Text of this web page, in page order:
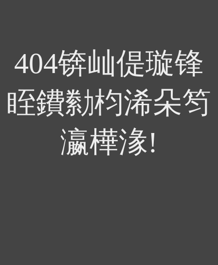
404锛屾偍璇锋
眰鐨勬枃浠朵笉
瀛樺湪!